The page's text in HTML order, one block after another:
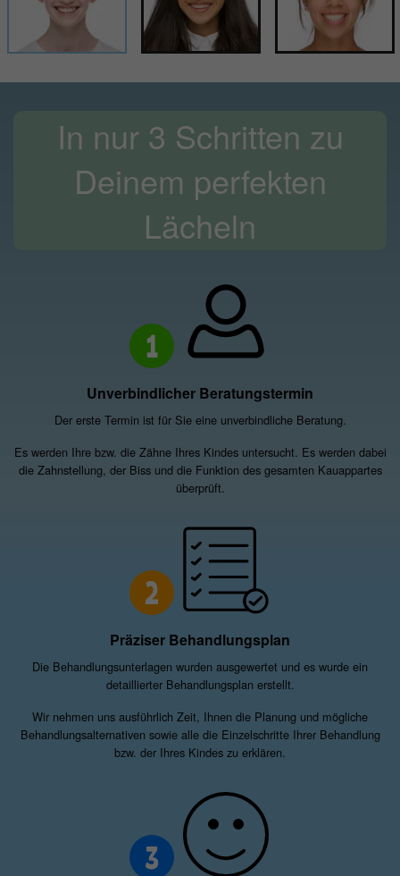
In nur 3 Schritten zu
Deinem perfekten
Lächeln
1
Unverbindlicher Beratungstermin
Der erste Termin ist für Sie eine unverbindliche Beratung.
Es werden Ihre bzw. die Zähne Ihres Kindes untersucht. Es werden dabei
die Zahnstellung, der Biss und die Funktion des gesamten Kauappartes
überprüft.
2
Präziser Behandlungsplan
Die Behandlungsunterlagen wurden ausgewertet und es wurde ein
detaillierter Behandlungsplan erstellt.
Wir nehmen uns ausführlich Zeit, Ihnen die Planung und mögliche
Behandlungsalternativen sowie alle die Einzelschritte Ihrer Behandlung
bzw. der Ihres Kindes zu erklären.
3